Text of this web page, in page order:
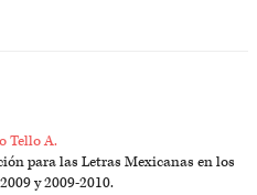
Tello A.
para las Letras Mexicanas en los
y 2009-2010.